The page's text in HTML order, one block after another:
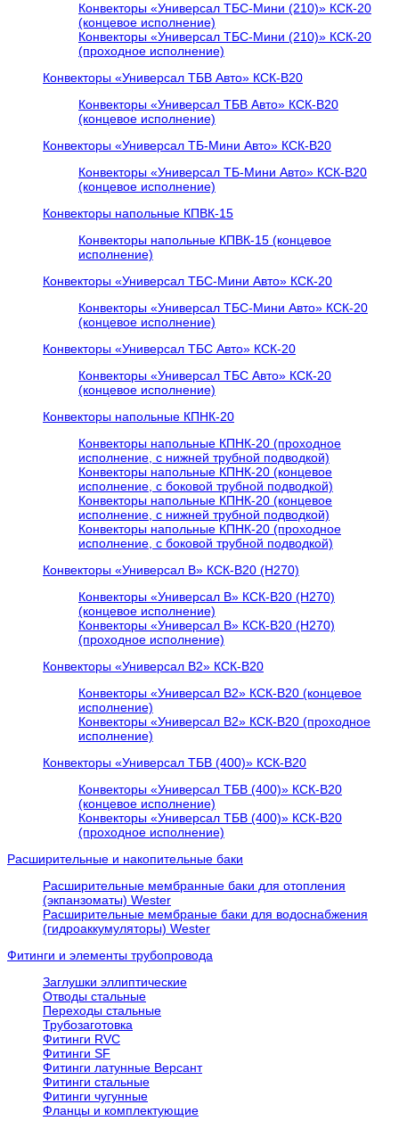
Конвекторы «Универсал ТБС-Мини (210)» КСК-20
(концевое исполнение)
Конвекторы «Универсал ТБС-Мини (210)» КСК-20
(проходное исполнение)
Конвекторы «Универсал ТБВ Авто» КСК-В20
Конвекторы «Универсал ТБВ Авто» КСК-В20
(концевое исполнение)
Конвекторы «Универсал ТБ-Мини Авто» КСК-В20
Конвекторы «Универсал ТБ-Мини Авто» КСК-В20
(концевое исполнение)
Конвекторы напольные КПВК-15
Конвекторы напольные КПВК-15 (концевое
исполнение)
Конвекторы «Универсал ТБC-Мини Авто» КСК-20
Конвекторы «Универсал ТБC-Мини Авто» КСК-20
(концевое исполнение)
Конвекторы «Универсал ТБC Авто» КСК-20
Конвекторы «Универсал ТБC Авто» КСК-20
(концевое исполнение)
Конвекторы напольные КПНК-20
Конвекторы напольные КПНК-20 (проходное
исполнение, с нижней трубной подводкой)
Конвекторы напольные КПНК-20 (концевое
исполнение, с боковой трубной подводкой)
Конвекторы напольные КПНК-20 (концевое
исполнение, с нижней трубной подводкой)
Конвекторы напольные КПНК-20 (проходное
исполнение, с боковой трубной подводкой)
Конвекторы «Универсал В» КСК-В20 (H270)
Конвекторы «Универсал В» КСК-В20 (H270)
(концевое исполнение)
Конвекторы «Универсал В» КСК-В20 (H270)
(проходное исполнение)
Конвекторы «Универсал В2» КСК-В20
Конвекторы «Универсал В2» КСК-В20 (концевое
исполнение)
Конвекторы «Универсал В2» КСК-В20 (проходное
исполнение)
Конвекторы «Универсал ТБВ (400)» КСК-В20
Конвекторы «Универсал ТБВ (400)» КСК-В20
(концевое исполнение)
Конвекторы «Универсал ТБВ (400)» КСК-В20
(проходное исполнение)
Расширительные и накопительные баки
Расширительные мембранные баки для отопления
(экпанзоматы) Wester
Расширительные мембраные баки для водоснабжения
(гидроаккумуляторы) Wester
Фитинги и элементы трубопровода
Заглушки эллиптические
Отводы стальные
Переходы стальные
Трубозаготовка
Фитинги RVC
Фитинги SF
Фитинги латунные Версант
Фитинги стальные
Фитинги чугунные
Фланцы и комплектующие